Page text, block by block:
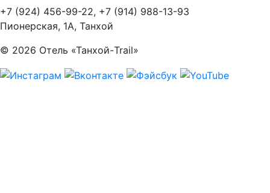
+7 (924) 456-99-22, +7 (914) 988-13-93
Пионерская, 1А, Танхой
© 2026 Отель «Танхой-Trail»